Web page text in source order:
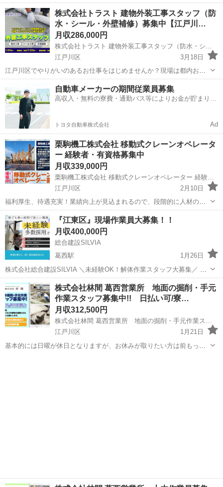
につけよう！半年後に必ず昇給◎「早上がり日給保証」「家賃補助」
で働きやすさもバツグン！住宅の基礎工事を支える【現場作業員】募
集！ 江戸川区 基礎工事 ...
東京 江戸川区 その他 未経験
株式会社トラスト 建物外装工事スタッフ（防
水・シール・外壁補修）募集中【江戸川…
月収286,000円
江戸川区
3月18日
江戸川区でやりがいのあるお仕事をはじめませんか？現場は都内およ
び近郊エリアで、安定した仕事量で腰を据えて働ける環境です。未経
験でも月収30万可｜借上げ制度あり※研修期間後適用｜安定の外装工
事で、建物がある限りなくならない仕事...
江戸川区 その他
自動車メーカーの期間従業員募集
高収入・無料の寮費・通勤バス等によりお金が貯まりや
トヨタ自動車株式会社 Ad
栗駒機工株式会社 移動式クレーンオペレータ
ー 経験者・有資格募集中
月収339,000円
栗駒機工株式会社 移動式クレーンオペレーター 経験者・有資格募集中
江戸川区
2月10日
福利厚生、待遇充実！業績向上が見込まれるので、段階的に人材の育
成・増員をしていく予定です。 昭和43年創業後個人で独立後、昭和48
年会社設立。 以来、業績を伸ばし、現在大手ゼネコン各社より受注
を受け発展してきている。 ...
東京 江戸川区 その他 クレーン
『江東区』現場作業員大募集！！
月収400,000円
総合建設SILVIA
葛西駅
1月26日
株式会社総合建設SILVIA ＼未経験OK！解体作業スタッフ大募集／ 数
ある求人の中から、当社をご覧いただきありがとうございます！ 私た
ちは建築・土木・解体工事を手がけている会社です。 経験・学歴一切
不問。 「手に職を...
東京 江戸川区 葛西駅 その他 未経験
株式会社林間 葛西営業所 地面の掘削・手元
作業スタッフ募集中!! 日払い可/寮…
月収312,500円
株式会社林間 葛西営業所 地面の掘削・手元作業スタッフ募集中!! 日払い可/寮あり/Wワーク可/日給12,500円～/正社員
江戸川区
1月21日
基本的には日曜が休日となりますが、お休みが取りたい方は前もって